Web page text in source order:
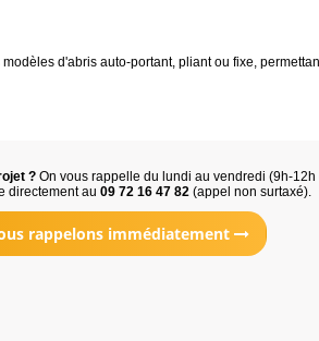
d'abris auto-portant, pliant ou fixe,
? On vous rappelle du lundi au vendredi (9h-12h
directement au 09 72 16 47 82 (appel non surtaxé).
rappelons immédiatement